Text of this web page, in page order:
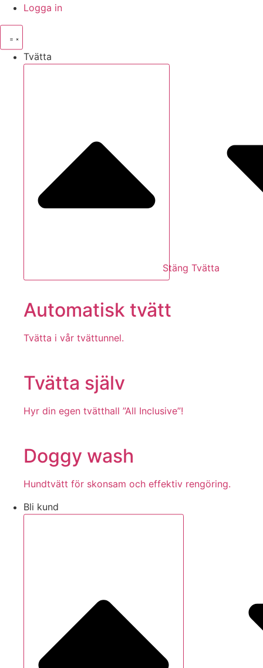
Logga in
Tvätta
Stäng Tvätta
Automatisk tvätt
Tvätta i vår tvättunnel.
Tvätta själv
Hyr din egen tvätthall ”All Inclusive”!
Doggy wash
Hundtvätt för skonsam och effektiv rengöring.
Bli kund